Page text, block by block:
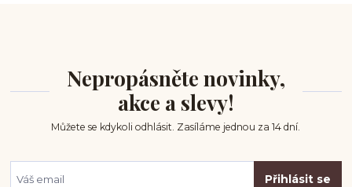
Nepropásněte novinky,
akce a slevy!
Můžete se kdykoli odhlásit. Zasíláme jednou za 14 dní.
Přihlásit se